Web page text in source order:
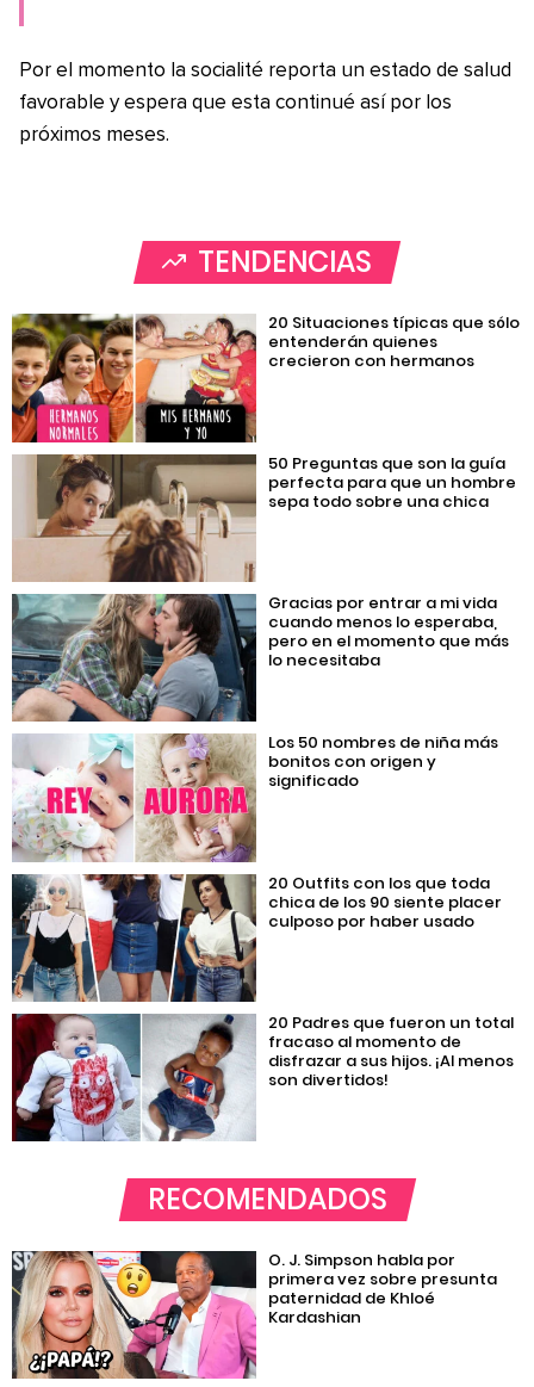
Por el momento la socialité reporta un estado de salud
favorable y espera que esta continué así por los
próximos meses.
TENDENCIAS
20 Situaciones típicas que sólo
entenderán quienes
crecieron con hermanos
50 Preguntas que son la guía
perfecta para que un hombre
sepa todo sobre una chica
Gracias por entrar a mi vida
cuando menos lo esperaba,
pero en el momento que más
lo necesitaba
Los 50 nombres de niña más
bonitos con origen y
significado
20 Outfits con los que toda
chica de los 90 siente placer
culposo por haber usado
20 Padres que fueron un total
fracaso al momento de
disfrazar a sus hijos. ¡Al menos
son divertidos!
RECOMENDADOS
O. J. Simpson habla por
primera vez sobre presunta
paternidad de Khloé
Kardashian